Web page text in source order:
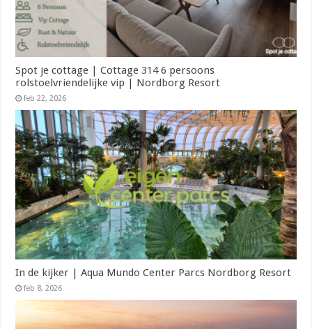
Spot je cottage | Cottage 314 6 persoons
rolstoelvriendelijke vip | Nordborg Resort
feb 22, 2026
In de kijker | Aqua Mundo Center Parcs Nordborg Resort
feb 8, 2026